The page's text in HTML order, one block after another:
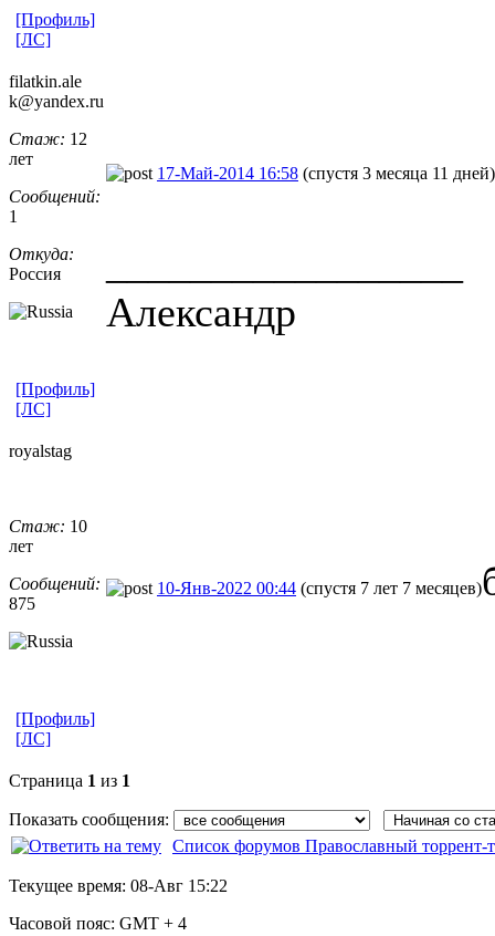
[Профиль]
[ЛС]
filatkin.ale
k@yandex.ru
Стаж: 12
лет
Сообщений:
1
Откуда:
Россия
17-Май-2014 16:58 (спустя 3 месяца 11 дней)
Александр
[Профиль]
[ЛС]
royalstag
Стаж: 10
лет
Сообщений:
875
10-Янв-2022 00:44 (спустя 7 лет 7 месяцев)
[Профиль]
[ЛС]
Страница 1 из 1
Показать сообщения:
Список форумов Православный торрент-
Текущее время: 08-Авг 15:22
Часовой пояс: GMT + 4